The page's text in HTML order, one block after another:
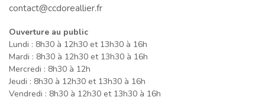
contact@ccdoreallier.fr
Ouverture au public
Lundi : 8h30 à 12h30 et 13h30 à 16h
Mardi : 8h30 à 12h30 et 13h30 à 16h
Mercredi : 8h30 à 12h
Jeudi : 8h30 à 12h30 et 13h30 à 16h
Vendredi : 8h30 à 12h30 et 13h30 à 16h